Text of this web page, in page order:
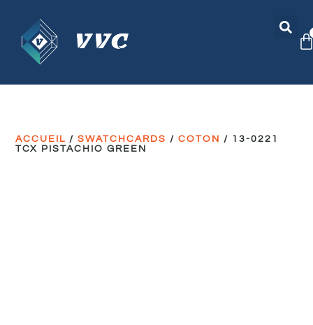
ACCUEIL /SWATCHCARDS /COTON / 13-0221
TCX PISTACHIO GREEN